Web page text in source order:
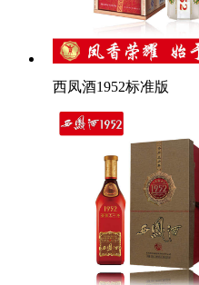
西凤酒1952标准版